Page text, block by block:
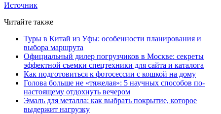
Источник
Читайте также
Туры в Китай из Уфы: особенности планирования и
выбора маршрута
Официальный дилер погрузчиков в Москве: секреты
эффектной съемки спецтехники для сайта и каталога
Как подготовиться к фотосессии с кошкой на дому
Голова больше не «тяжелая»: 5 научных способов по-
настоящему отдохнуть вечером
Эмаль для металла: как выбрать покрытие, которое
выдержит нагрузку